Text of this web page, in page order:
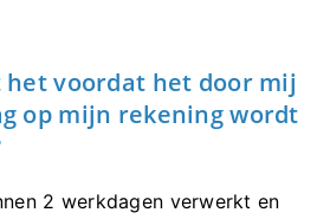
het voordat het door mij
op mijn rekening wordt
2 werkdagen verwerkt en